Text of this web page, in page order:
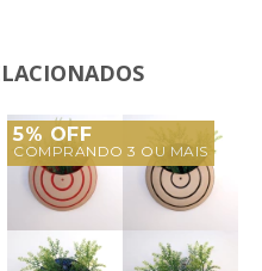
5% OFF
COMPRANDO 3 OU MAIS